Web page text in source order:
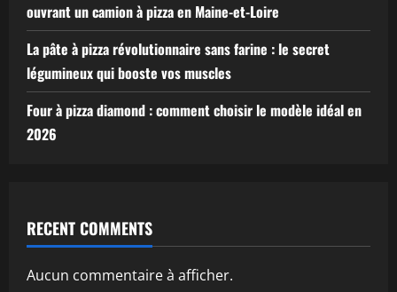
ouvrant un camion à pizza en Maine-et-Loire
La pâte à pizza révolutionnaire sans farine : le secret
légumineux qui booste vos muscles
Four à pizza diamond : comment choisir le modèle idéal en
2026
RECENT COMMENTS
Aucun commentaire à afficher.